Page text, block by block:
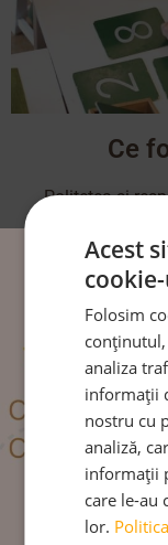
Ce
Politețea și
Acest
Folosim
analiza
informații
nostru cu
analiză,
informații
care le-au
lor.